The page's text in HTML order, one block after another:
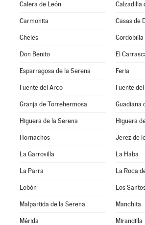
Calera de León Calzadilla
Carmonita Casas de
Cheles
Don Benito El
Esparragosa de la Serena Feria
Fuente del Arco Fuente
Granja de Torrehermosa Guadiana
Higuera de la Serena Higuera
Hornachos Jerez de
La Garrovilla La Haba
La Parra La Roca
Lobón Los
Malpartida de la Serena Manchita
Mérida Mirandilla